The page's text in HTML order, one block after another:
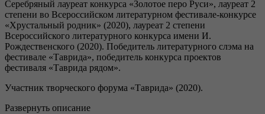
Серебряный лауреат конкурса «Золотое перо Руси», лауреат 2
степени во Всероссийском литературном фестивале-конкурсе
«Хрустальный родник» (2020), лауреат 2 степени
Всероссийского литературного конкурса имени И.
Рождественского (2020). Победитель литературного слэма на
фестивале «Таврида», победитель конкурса проектов
фестиваля «Таврида рядом».
Участник творческого форума «Таврида» (2020).
Развернуть описание